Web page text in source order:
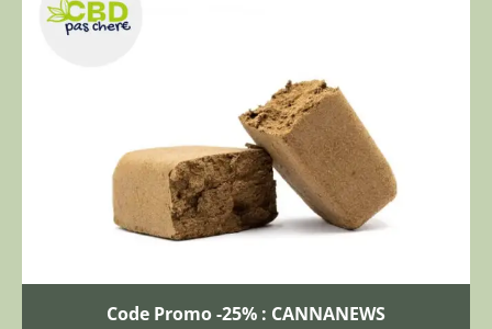
Code Promo -25% : CANNANEWS